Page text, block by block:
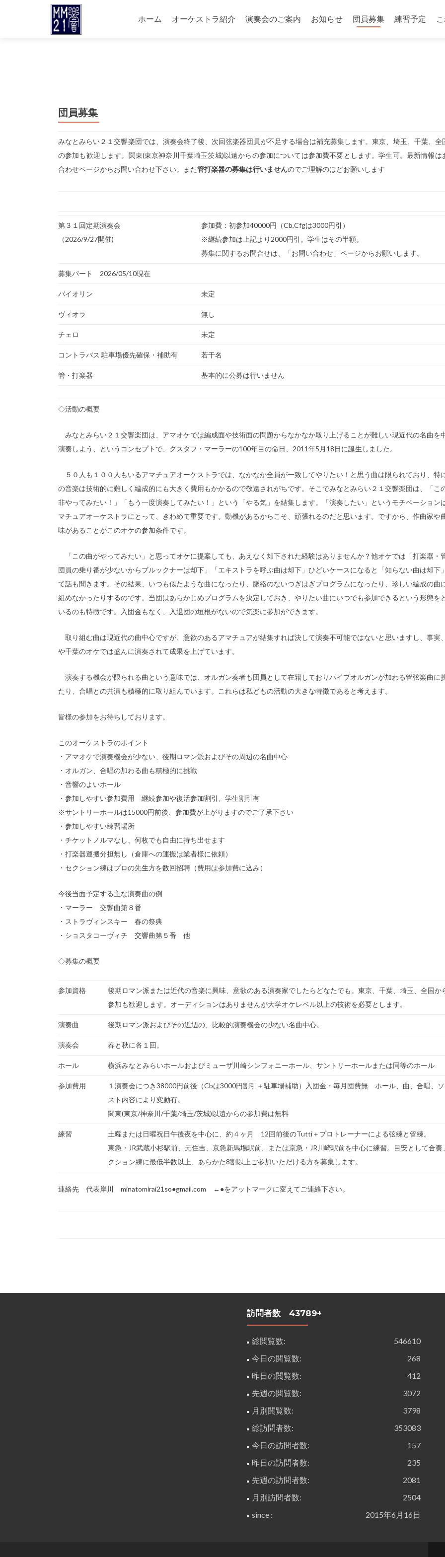
to
ホーム オーケストラ紹介 演奏会のご案内 お知らせ 団員募集 練習予定
団員募集
みなとみらい２１交響楽団では、演奏会終了後、次回弦楽器団員が不足する場合は補充募集します。東京、埼玉、千葉、全
の参加も歓迎します。関東(東京神奈川千葉埼玉茨城)以遠からの参加については参加費不要とします。学生可。最新情報は
合わせページからお問い合わせ下さい。また管打楽器の募集は行いませんのでご理解のほどお願いします
第３１回定期演奏会
（2026/9/27開催)
参加費：初参加40000円（Cb,Cfgは3000円引）
※継続参加は上記より2000円引。学生はその半額。
募集に関するお問合せは、「お問い合わせ」ページからお願いします。
募集パート 2026/05/10現在
バイオリン 未定
ヴィオラ 無し
チェロ 未定
コントラバス 駐車場優先確保・補助有 若干名
管・打楽器 基本的に公募は行いません
◇活動の概要
みなとみらい２１交響楽団は、アマオケでは編成面や技術面の問題からなかなか取り上げることが難しい現近代の名曲を
演奏しよう、というコンセプトで、グスタフ・マーラーの100年目の命日、2011年5月18日に誕生しました。
５０人も１００人もいるアマチュアオーケストラでは、なかなか全員が一致してやりたい！と思う曲は限られており、特
の音楽は技術的に難しく編成的にも大きく費用もかかるので敬遠されがちです。そこでみなとみらい２１交響楽団は、「こ
非やってみたい！」「もう一度演奏してみたい！」という「やる気」を結集します。「演奏したい」というモチベーション
マチュアオーケストラにとって、きわめて重要です。動機があるからこそ、頑張れるのだと思います。ですから、作曲家や
味があることがこのオケの参加条件です。
「この曲がやってみたい」と思ってオケに提案しても、あえなく却下された経験はありませんか？他オケでは「打楽器・
団員の乗り番が少ないからブルックナーは却下」「エキストラを呼ぶ曲は却下」ひどいケースになると「知らない曲は却下
て話も聞きます。その結果、いつも似たような曲になったり、脈絡のないつぎはぎプログラムになったり、珍しい編成の曲
組めなかったりするのです。当団はあらかじめプログラムを決定しておき、やりたい曲にいつでも参加できるという形態を
いるのも特徴です。入団金もなく、入退団の垣根がないので気楽に参加ができます。
取り組む曲は現近代の曲中心ですが、意欲のあるアマチュアが結集すれば決して演奏不可能ではないと思いますし、事実
や千葉のオケでは盛んに演奏されて成果を上げています。
演奏する機会が限られる曲という意味では、オルガン奏者も団員として在籍しておりパイプオルガンが加わる管弦楽曲に
たり、合唱との共演も積極的に取り組んでいます。これらは私どもの活動の大きな特徴であると考えます。
皆様の参加をお待ちしております。
このオーケストラのポイント
・アマオケで演奏機会が少ない、後期ロマン派およびその周辺の名曲中心
・オルガン、合唱の加わる曲も積極的に挑戦
・音響のよいホール
・参加しやすい参加費用 継続参加や復活参加割引、学生割引有
※サントリーホールは15000円前後、参加費が上がりますのでご了承下さい
・参加しやすい練習場所
・チケットノルマなし、何枚でも自由に持ち出せます
・打楽器運搬分担無し（倉庫への運搬は業者様に依頼）
・セクション練はプロの先生方を数回招聘（費用は参加費に込み）
今後当面予定する主な演奏曲の例
・マーラー 交響曲第８番
・ストラヴィンスキー 春の祭典
・ショスタコーヴィチ 交響曲第５番 他
◇募集の概要
参加資格
後期ロマン派または近代の音楽に興味、意欲のある演奏家でしたらどなたでも。東京、千葉、埼玉、全国か
参加も歓迎します。オーディションはありませんが大学オケレベル以上の技術を必要とします。
演奏曲 後期ロマン派およびその近辺の、比較的演奏機会の少ない名曲中心。
演奏会 春と秋に各１回。
ホール 横浜みなとみらいホールおよびミューザ川崎シンフォニーホール、サントリーホールまたは同等のホール
参加費用
１演奏会につき38000円前後（Cbは3000円割引＋駐車場補助）入団金・毎月団費無 ホール、曲、合唱、
スト内容により変動有。
関東(東京/神奈川/千葉/埼玉/茨城)以遠からの参加費は無料
練習
土曜または日曜祝日午後夜を中心に、約４ヶ月 12回前後のTutti＋プロトレーナーによる弦練と管練。
東急・JR武蔵小杉駅前、元住吉、京急新馬場駅前、または京急・JR川崎駅前を中心に練習。目安として合奏
クション練に最低半数以上、あらかた8割以上ご参加いただける方を募集します。
連絡先 代表岸川 minatomirai21so●gmail.com ←●をアットマークに変えてご連絡下さい。
訪問者数 43789+
546610
総閲覧数:
268
今日の閲覧数:
412
昨日の閲覧数:
3072
先週の閲覧数:
3798
月別閲覧数:
353083
総訪問者数:
157
今日の訪問者数:
235
昨日の訪問者数:
2081
先週の訪問者数:
2504
月別訪問者数:
2015年6月16日
since :